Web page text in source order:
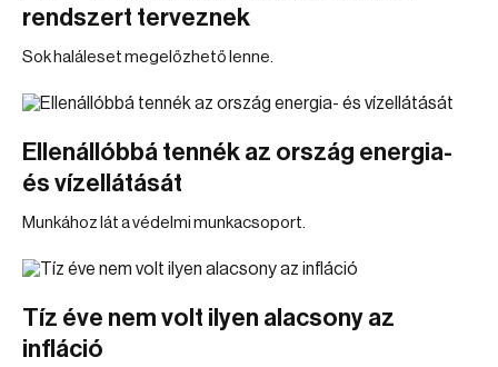
rendszert terveznek
Sok haláleset megelőzhető lenne.
Ellenállóbbá tennék az ország energia-
és vízellátását
Munkához lát a védelmi munkacsoport.
Tíz éve nem volt ilyen alacsony az
infláció